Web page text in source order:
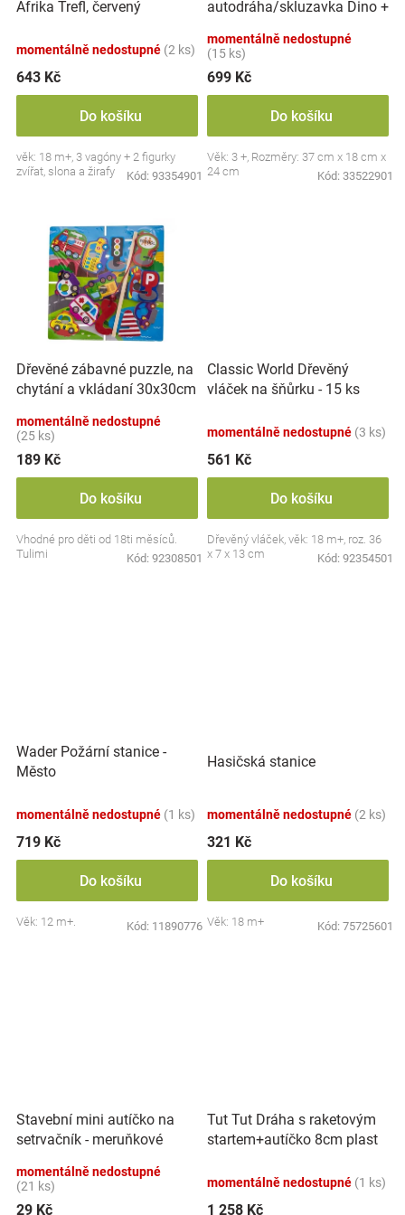
Blog
Hračkářství
Přihlášení
u
t
ů
Afrika Trefl, červený
momentálně nedostupné (2 ks)
643 Kč
Do košíku
věk: 18 m+, 3 vagóny + 2 figurky
zvířat, slona a žirafy
Kód: 93354901
autodráha/skluzavka Dino +
momentálně nedostupné
(15 ks)
699 Kč
Do košíku
Věk: 3 +, Rozměry: 37 cm x 18 cm x
24 cm
Kód: 33522901
Dřevěné zábavné puzzle, na
chytání a vkládaní 30x30cm
momentálně nedostupné
(25 ks)
189 Kč
Do košíku
Vhodné pro děti od 18ti měsíců.
Tulimi
Kód: 92308501
Classic World Dřevěný
vláček na šňůrku - 15 ks
momentálně nedostupné (3 ks)
561 Kč
Do košíku
Dřevěný vláček, věk: 18 m+, roz. 36
x 7 x 13 cm
Kód: 92354501
Wader Požární stanice -
Město
momentálně nedostupné (1 ks)
719 Kč
Do košíku
Věk: 12 m+. Kód: 11890776
Hasičská stanice
momentálně nedostupné (2 ks)
321 Kč
Do košíku
Věk: 18 m+ Kód: 75725601
Stavební mini autíčko na
setrvačník - meruňkové
momentálně nedostupné
(21 ks)
29 Kč
Tut Tut Dráha s raketovým
startem+autíčko 8cm plast
světlem v
momentálně nedostupné (1 ks)
1 258 Kč